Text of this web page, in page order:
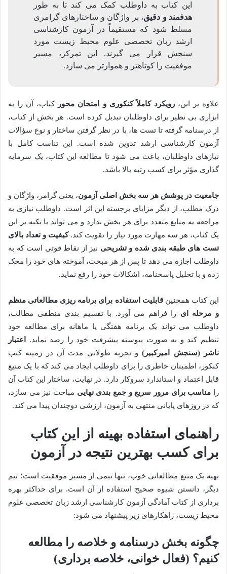
این کتاب به داوطلب کمک می کند تا به طور
هدفمند و دقیق، بر واژگان و ساختارهای گرامری
مسلط شود که مستقیماً در آزمون کارشناسی
ارشد زبان تخصصی علوم محیط زیست مورد
سنجش قرار می گیرند. این تمرکز، مسیر
موفقیت را کوتاهتر و هموارتر می سازد.
علاوه بر این،رویکرد کاملاً کنکوری و امتحان محور کتاب، آن را به
ابزاری بی نظیر برای داوطلبان تبدیل کرده است. هر بخش از کتاب،
از درسنامه گرفته تا تست ها، با در نظر گرفتن ساختار و نوع سؤالات
آزمون کارشناسی ارشد تدوین شده است. این تناسب کامل با
نیازهای داوطلبان، باعث می شود تا مطالعه این کتاب، یک سرمایه
گذاری مؤثر برای کسب رتبه بالا باشد.
جامعیت در پوشش هر سه بخش اصلی آزمون، یعنی گرامر، واژگان و
درک مطلب، از دیگر مزایای برجسته این اثر است. داوطلب نیازی به
مراجعه به منابع متعدد برای هر بخش ندارد و می تواند با تکیه بر این
یک کتاب، هر سه مهارت مورد نیاز را تقویت کند.کیفیت و تعداد بالای
تست های طبقه بندی شده و تشریحی نیز از نقاط قوتی است که به
داوطلب اجازه می دهد تا پس از هر مبحث، آموخته های خود را محک
زده و با تحلیل پاسخنامه، اشکالات خود را رفع نماید.
این کتاب همچنینقابلیت استفاده برای برنامه ریزی مطالعاتی منظم
و مرحله ای را فراهم می آورد. با تقسیم بندی منطقی مطالب،
داوطلب می تواند یک برنامه هفتگی یا ماهانه برای مطالعه خود
تنظیم کند و به صورت پیوسته پیشرفت خود را رصد نماید.
اعتبار
ناشر (سنجش امیرکبیر)و تجربه طولانی مدت آن در زمینه کتب
کنکور، اطمینان خاطری را برای داوطلب ایجاد می کند که با یک منبع
قابل اعتماد و استاندارد سروکار دارد. در نهایت، ساختار این کتاب آن
را مناسب برای مرور سریع و جمع بندی نهایی مباحث نیز می سازد،
که در روزهای پایانی منتهی به آزمون، ارزشی دوچندان پیدا می کند.
راهنمای استفاده بهینه از این کتاب
برای کسب بهترین نتیجه در آزمون
تهیه یک منبع مطالعاتی خوب، تنها نیمی از مسیر موفقیت است؛ نیم
دیگر، دانستن شیوه صحیح استفاده از آن است. برای حداکثر بهره
برداری از کتاب آمادگی آزمون کارشناسی ارشد زبان تخصصی علوم
محیط زیست، راهکارهای زیر پیشنهاد می شود:
چگونه بخش درسنامه و خلاصه را مطالعه
کنیم؟ (فعال خوانی، خلاصه برداری)